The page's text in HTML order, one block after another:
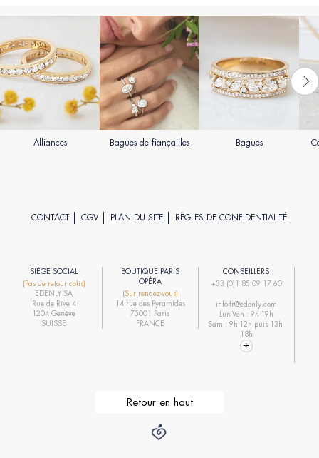
Alliances Bagues de fiançailles Bagues
CONTACT CGV PLAN DU SITE RÈGLES DE CONFIDENTIALITÉ
SIÈGE SOCIAL
(Pas de retour colis)
EDENLY SA
Rue de Rive 4
1204 Genève
SUISSE
BOUTIQUE PARIS
OPÉRA
(Sur rendez-vous)
14 rue des Pyramides
75001 Paris
FRANCE
CONSEILLERS
+33 (0)1 85 09 17 60
info-fr@edenly.com
Lun-Ven : 9h-19h
Sam : 9h-12h puis 13h-
18h
Retour en haut